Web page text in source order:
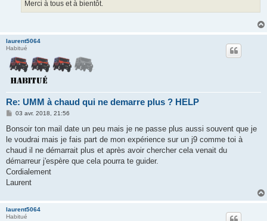
Merci à tous et à bientôt.
laurent5064
Habitué
Re: UMM à chaud qui ne demarre plus ? HELP
M
s
a
g
03 avr. 2018, 21:56
Bonsoir ton mail date un peu mais je ne passe plus aussi souvent que je
le voudrai mais je fais part de mon expérience sur un j9 comme toi à
chaud il ne démarrait plus et après avoir chercher cela venait du
démarreur j'espère que cela pourra te guider.
Cordialement
Laurent
laurent5064
Habitué